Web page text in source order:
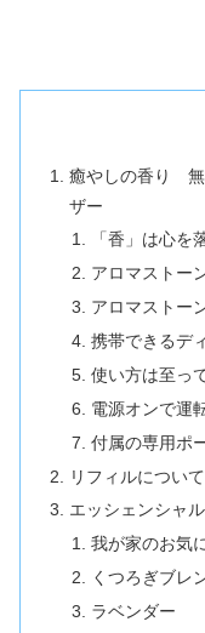
癒やしの香り 無
ザー
「香」は心を
アロマストー
アロマストー
携帯できるデ
使い方は至っ
電源オンで運
付属の専用ポ
リフィルについて
エッシェンシャ
我が家のお気
くつろぎブレ
ラベンダー